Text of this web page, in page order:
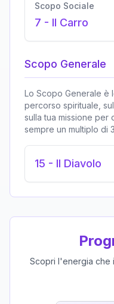
Scopo Sociale
7 - Il Carro
Scopo Generale
Lo Scopo Generale è
percorso spirituale,
sulla tua missione per
sempre un multiplo di
15 - Il Diavolo
Scopri l'energia che